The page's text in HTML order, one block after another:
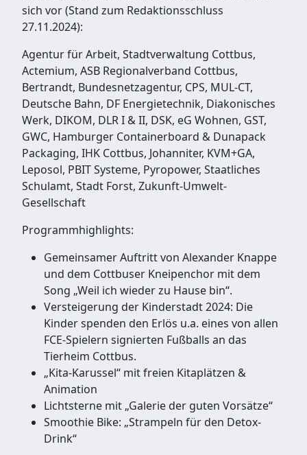
sich vor (Stand zum Redaktionsschluss
27.11.2024):
Agentur für Arbeit, Stadtverwaltung Cottbus,
Actemium, ASB Regionalverband Cottbus,
Bertrandt, Bundesnetzagentur, CPS, MUL-CT,
Deutsche Bahn, DF Energietechnik, Diakonisches
Werk, DIKOM, DLR I & II, DSK, eG Wohnen, GST,
GWC, Hamburger Containerboard & Dunapack
Packaging, IHK Cottbus, Johanniter, KVM+GA,
Leposol, PBIT Systeme, Pyropower, Staatliches
Schulamt, Stadt Forst, Zukunft-Umwelt-
Gesellschaft
Programmhighlights:
Gemeinsamer Auftritt von Alexander Knappe
und dem Cottbuser Kneipenchor mit dem
Song „Weil ich wieder zu Hause bin“.
Versteigerung der Kinderstadt 2024: Die
Kinder spenden den Erlös u.a. eines von allen
FCE-Spielern signierten Fußballs an das
Tierheim Cottbus.
„Kita-Karussel“ mit freien Kitaplätzen &
Animation
Lichtsterne mit „Galerie der guten Vorsätze“
Smoothie Bike: „Strampeln für den Detox-
Drink“